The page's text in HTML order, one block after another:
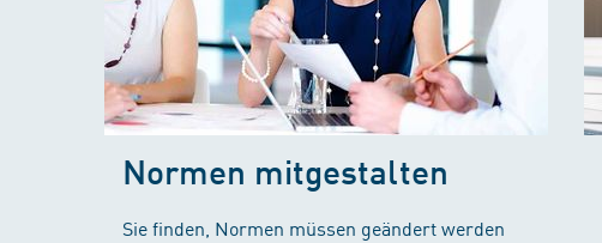
Normen mitgestalten
Sie finden, Normen müssen geändert werden